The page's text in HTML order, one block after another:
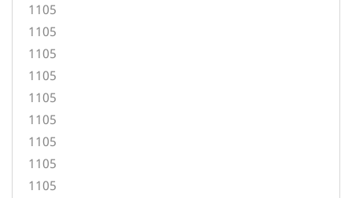
1105
1105
1105
1105
1105
1105
1105
1105
1105